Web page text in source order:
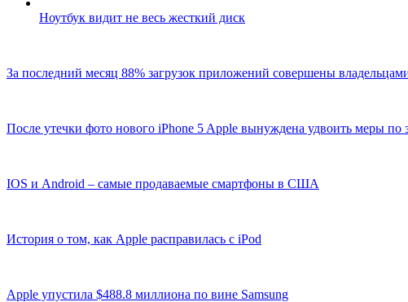
Ноутбук видит не весь жесткий диск
За последний месяц 88% загрузок приложений совершены
После утечки фото нового iPhone 5 Apple вынуждена удвоить меры по
IOS и Android – самые продаваемые смартфоны в США
История о том, как Apple расправилась с iPod
Apple упустила $488.8 миллиона по вине Samsung